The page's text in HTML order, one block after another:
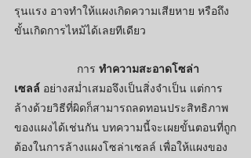
รุนแรง อาจทำให้แผงเกิดความเสียหาย หรือถึง
ขั้นเกิดการไหม้ได้เลยทีเดียว
		การ
ทำความสะอาดโซล่า
เซลล์ อย่างสม่ำเสมอจึงเป็นสิ่งจำเป็น แต่การ
ล้างด้วยวิธีที่ผิดก็สามารถลดทอนประสิทธิภาพ
ของแผงได้เช่นกัน บทความนี้จะเผยขั้นตอนที่ถูก
ต้องในการล้างแผงโซล่าเซลล์ เพื่อให้แผงของ